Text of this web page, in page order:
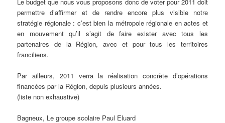
permettre d’affirmer et de rendre encore plus visible notre
stratégie régionale : c’est bien la métropole régionale en actes et
en mouvement qu’il s’agit de faire exister avec tous les
partenaires de la Région, avec et pour tous les territoires
franciliens.
Par ailleurs, 2011 verra la réalisation concrète d’opérations
financées par la Région, depuis plusieurs années.
(liste non exhaustive)
Bagneux, Le groupe scolaire Paul Eluard